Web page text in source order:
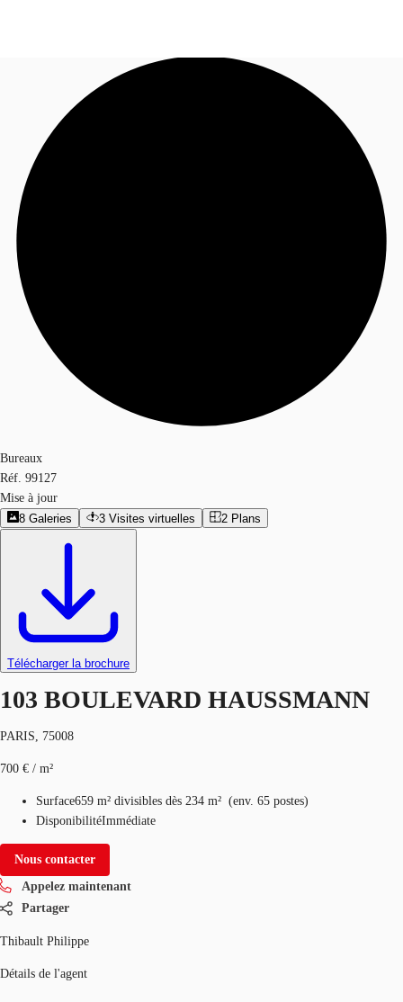
Blog
Données marchés
Appelez maintenant
Bureaux
Réf. 99127
Mise à jour
8 Galeries 3 Visites virtuelles 2 Plans
Télécharger la brochure
103 BOULEVARD HAUSSMANN
PARIS, 75008
700 € / m²
Surface659 m² divisibles dès 234 m² (env. 65 postes)
DisponibilitéImmédiate
Nous contacter
Appelez maintenant
Partager
Thibault Philippe
Détails de l'agent